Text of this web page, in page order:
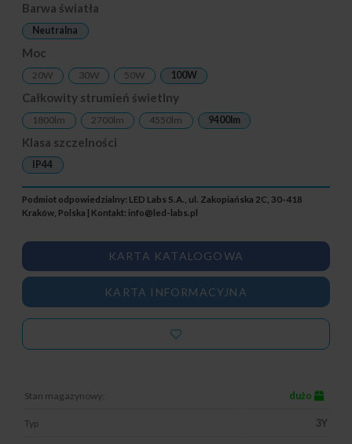
Stan magazynowy: dużo
Typ 3Y
KARTA KATALOGOWA
KARTA INFORMACYJNA
Barwa światła
Neutralna
Moc
20W 30W 50W 100W
Całkowity strumień świetlny
1800lm 2700lm 4550lm 9400lm
Klasa szczelności
IP44
Podmiot odpowiedzialny: LED Labs S.A., ul. Zakopiańska 2C, 30-418
Kraków, Polska | Kontakt: info@led-labs.pl